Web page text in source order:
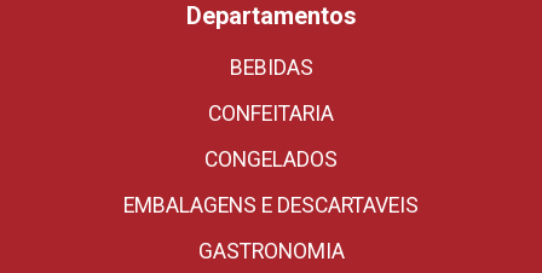
Departamentos
BEBIDAS
CONFEITARIA
CONGELADOS
EMBALAGENS E DESCARTAVEIS
GASTRONOMIA